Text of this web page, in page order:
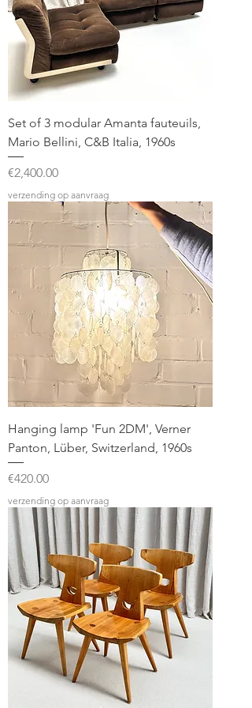
Set of 3 modular Amanta fauteuils,
Mario Bellini, C&B Italia, 1960s
Price
€2,400.00
verzending op aanvraag
Hanging lamp 'Fun 2DM', Verner
Panton, Lüber, Switzerland, 1960s
Price
€420.00
verzending op aanvraag